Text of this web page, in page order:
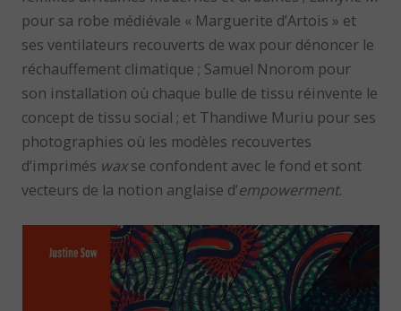
pour sa robe médiévale « Marguerite d’Artois » et
ses ventilateurs recouverts de wax pour dénoncer le
réchauffement climatique ; Samuel Nnorom pour
son installation où chaque bulle de tissu réinvente le
concept de tissu social ; et Thandiwe Muriu pour ses
photographies où les modèles recouvertes
d’imprimés waxse confondent avec le fond et sont
vecteurs de la notion anglaise d’empowerment.